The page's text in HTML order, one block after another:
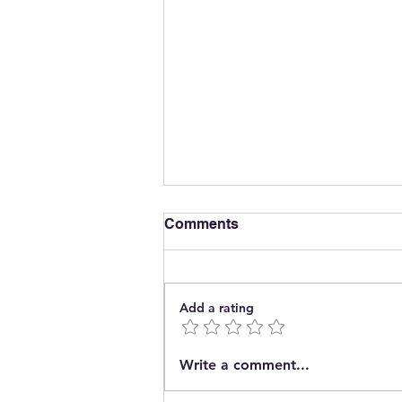
The End of Energy
Comments
Add a rating
Write a comment...